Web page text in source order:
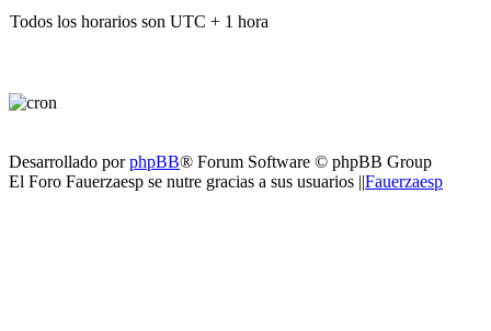
Todos los horarios son UTC + 1 hora
Desarrollado porphpBB® Forum Software © phpBB Group
El Foro Fauerzaesp se nutre gracias a sus usuarios ||Fauerzaesp